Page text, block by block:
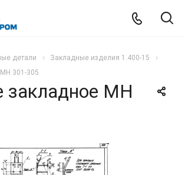
детали
Закладные изделия 1.400-15
301-305
закладное МН